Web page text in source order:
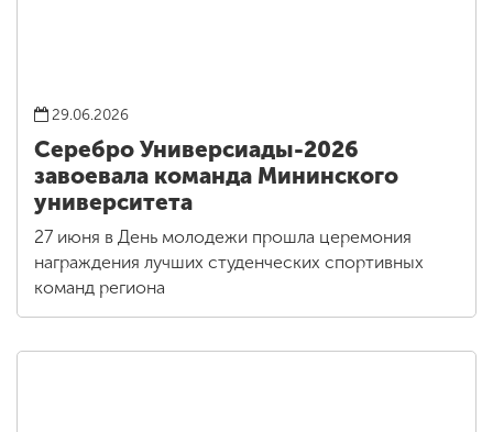
29.06.2026
Серебро Универсиады-2026
завоевала команда Мининского
университета
27 июня в День молодежи прошла церемония
награждения лучших студенческих спортивных
команд региона